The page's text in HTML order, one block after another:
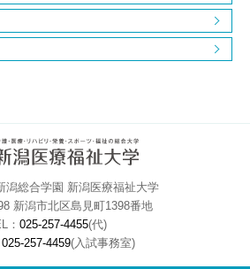
潟総合学園 新潟医療福祉大学
新潟市北区島見町1398番地
： 025-257-4455(代)
025-257-4459(入試事務室)